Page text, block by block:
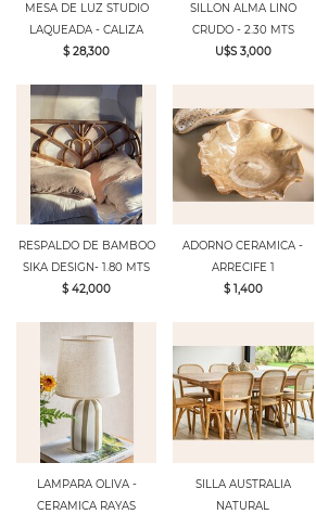
MESA DE LUZ STUDIO
LAQUEADA - CALIZA
$ 28,300
SILLON ALMA LINO
CRUDO - 2.30 MTS
U$S 3,000
RESPALDO DE BAMBOO
SIKA DESIGN- 1.80 MTS
$ 42,000
ADORNO CERAMICA -
ARRECIFE 1
$ 1,400
LAMPARA OLIVA -
CERAMICA RAYAS
SILLA AUSTRALIA
NATURAL